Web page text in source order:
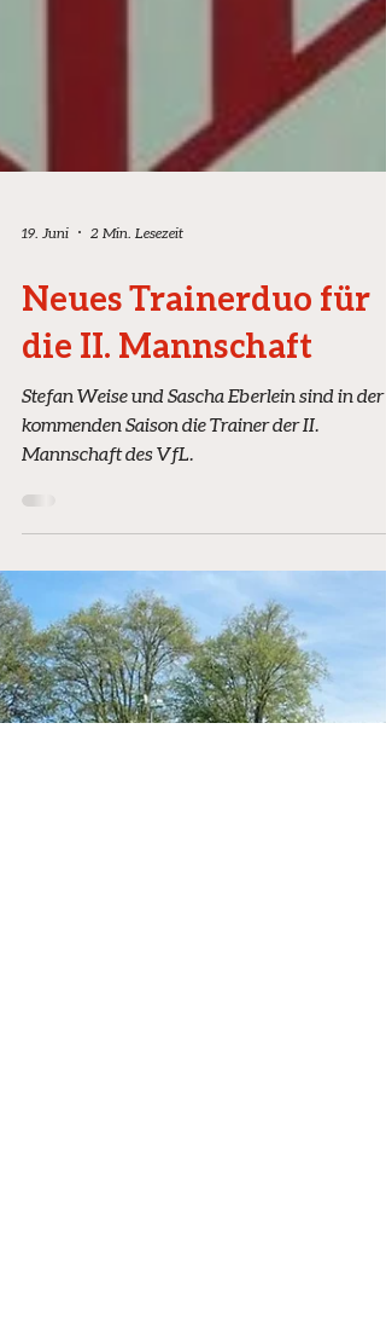
19. Juni 2 Min. Lesezeit
Neues Trainerduo für
die II. Mannschaft
Stefan Weise und Sascha Eberlein sind in der
Mannschaft des VfL.